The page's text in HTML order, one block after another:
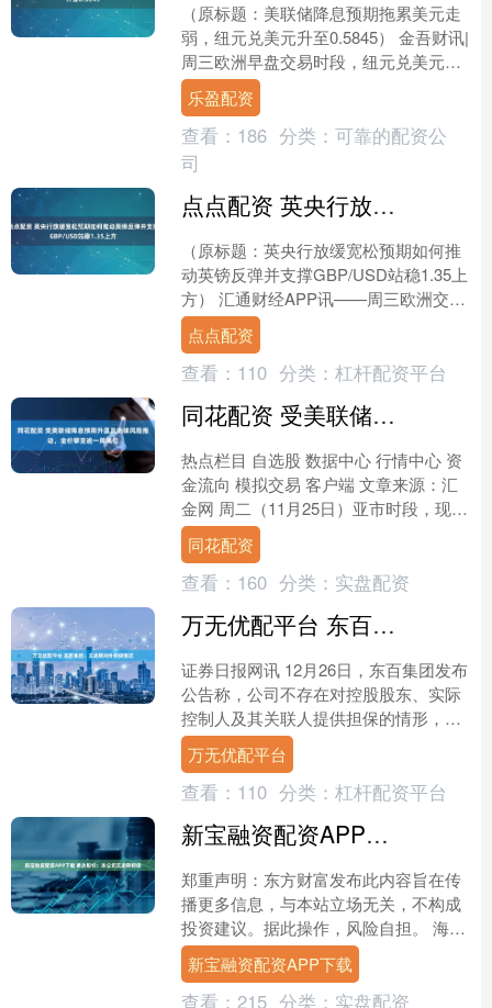
（原标题：美联储降息预期拖累美元走
弱，纽元兑美元升至0.5845） 金吾财讯|
周三欧洲早盘交易时段，纽元兑美元汇
率延续涨势至0.5845附近。市场对美联
储进一步....
乐盈配资
查看： 186 分类： 可靠的配资公
司
点点配资 英央行放缓宽松预期如何推动英镑反弹并支撑GBP/USD站稳1.35上方
（原标题：英央行放缓宽松预期如何推
动英镑反弹并支撑GBP/USD站稳1.35上
方） 汇通财经APP讯——周三欧洲交易
时段初期，英镑兑美元（GBP/USD）维
持在....
点点配资
查看： 110 分类： 杠杆配资平台
同花配资 受美联储降息预期升温及地缘风险推动，金价攀至逾一周高位
热点栏目 自选股 数据中心 行情中心 资
金流向 模拟交易 客户端 文章来源：汇
金网 周二（11月25日）亚市时段，现货
黄金一度触及一周半新高，达4155.70
美....
同花配资
查看： 160 分类： 实盘配资
万无优配平台 东百集团：无逾期对外担保情况
证券日报网讯 12月26日，东百集团发布
公告称，公司不存在对控股股东、实际
控制人及其关联人提供担保的情形，亦
无逾期对外担保情况。 （文章来源：证
券日报） 海量资....
万无优配平台
查看： 110 分类： 杠杆配资平台
新宝融资配资APP下载 精达股份：本公司无逾期担保
郑重声明：东方财富发布此内容旨在传
播更多信息，与本站立场无关，不构成
投资建议。据此操作，风险自担。 海量
资讯、精准解读，尽在新浪财经APP....
新宝融资配资APP下载
查看： 215 分类： 实盘配资